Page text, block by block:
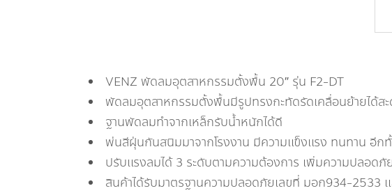
VENZ พัดลมอุตสาหกรรมตั้งพื้น 20″ รุ่น F2-DT
พัดลมอุตสาหกรรมตั้งพื้นมีรูปทรงกะทัดรัดเคลื่อนย้ายได้ส
ฐานพัดลมทำจากเหล็กรับน้ำหนักได้ดี
พ่นสีฝุ่นกันสนิมมาจากโรงงาน มีความแข็งแรง ทนทาน อีก
ปรับแรงลมได้ 3 ระดับตามความต้องการ เพิ่มความปลอด
สินค้าได้รับมาตรฐานความปลอดภัยเลขที่ มอก934-2533